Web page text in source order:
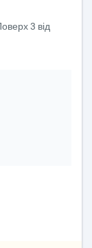
3 від